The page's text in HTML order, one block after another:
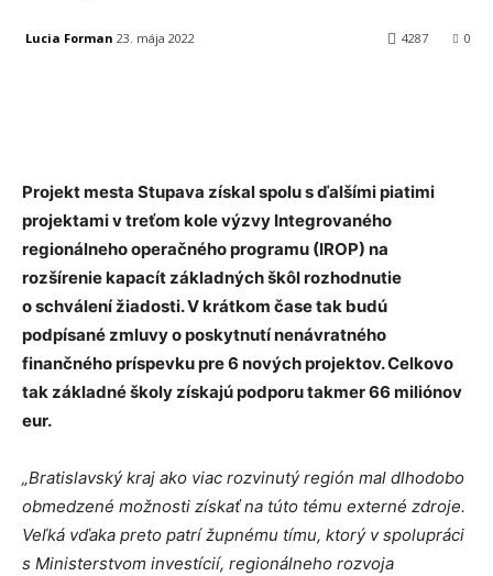
Lucia Forman 23. mája 2022 0
4287
Projekt mesta Stupava získal spolu s ďalšími piatimi
projektami v treťom kole výzvy Integrovaného
regionálneho operačného programu (IROP) na
rozšírenie kapacít základných škôl rozhodnutie
o schválení žiadosti. V krátkom čase tak budú
podpísané zmluvy o poskytnutí nenávratného
finančného príspevku pre 6 nových projektov. Celkovo
tak základné školy získajú podporu takmer 66 miliónov
eur.
„Bratislavský kraj ako viac rozvinutý región mal dlhodobo
obmedzené možnosti získať na túto tému externé zdroje.
Veľká vďaka preto patrí župnému tímu, ktorý v spolupráci
s Ministerstvom investícií, regionálneho rozvoja